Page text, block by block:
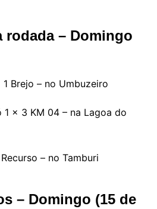
rodada – Domingo
Brejo – no Umbuzeiro
1 x 3 KM 04 – na Lagoa do
– no Tamburi
– Domingo (15 de